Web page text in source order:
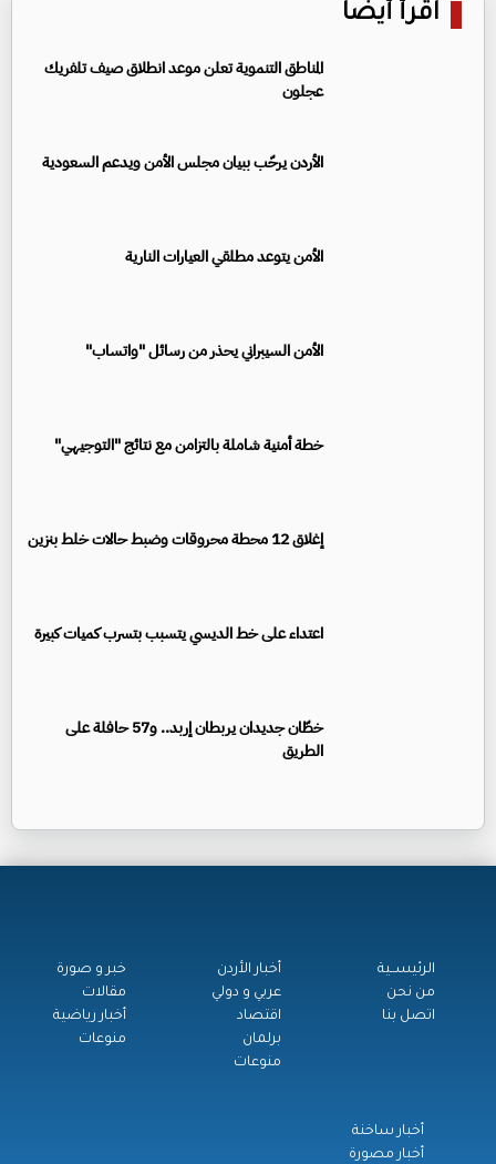
اقرأ أيضا
المناطق التنموية تعلن موعد انطلاق صيف تلفريك
عجلون
الأردن يرحّب ببيان مجلس الأمن ويدعم السعودية
الأمن يتوعد مطلقي العيارات النارية
الأمن السيبراني يحذر من رسائل "واتساب"
خطة أمنية شاملة بالتزامن مع نتائج "التوجيهي"
إغلاق 12 محطة محروقات وضبط حالات خلط بنزين
اعتداء على خط الديسي يتسبب بتسرب كميات كبيرة
خطّان جديدان يربطان إربد.. و57 حافلة على
الطريق
الرئيســية
من نحن
اتصل بنا
أخبار الأردن
عربي و دولي
اقتصاد
برلمان
منوعات
خبر و صورة
مقالات
أخبار رياضية
منوعات
أخبار ساخنة
أخبار مصورة